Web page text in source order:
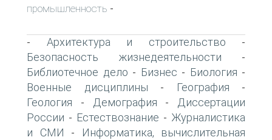
промышленность -
- Архитектура и строительство -
Безопасность жизнедеятельности -
Библиотечное дело - Бизнес - Биология -
Военные дисциплины - География -
Геология - Демография -
Диссертации
России - Естествознание - Журналистика
и СМИ -
Информатика, вычислительная